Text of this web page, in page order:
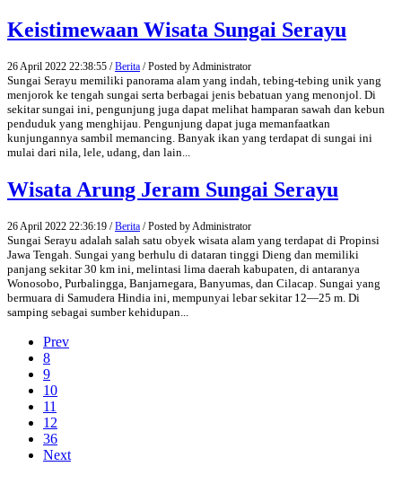
Keistimewaan Wisata Sungai Serayu
26 April 2022 22:38:55 /Berita / Posted by Administrator
Sungai Serayu memiliki panorama alam yang indah, tebing-tebing unik yang
menjorok ke tengah sungai serta berbagai jenis bebatuan yang menonjol. Di
sekitar sungai ini, pengunjung juga dapat melihat hamparan sawah dan kebun
penduduk yang menghijau. Pengunjung dapat juga memanfaatkan
kunjungannya sambil memancing. Banyak ikan yang terdapat di sungai ini
mulai dari nila, lele, udang, dan lain...
Wisata Arung Jeram Sungai Serayu
26 April 2022 22:36:19 /Berita / Posted by Administrator
Sungai Serayu adalah salah satu obyek wisata alam yang terdapat di Propinsi
Jawa Tengah. Sungai yang berhulu di dataran tinggi Dieng dan memiliki
panjang sekitar 30 km ini, melintasi lima daerah kabupaten, di antaranya
Wonosobo, Purbalingga, Banjarnegara, Banyumas, dan Cilacap. Sungai yang
bermuara di Samudera Hindia ini, mempunyai lebar sekitar 12—25 m. Di
samping sebagai sumber kehidupan...
Prev
8
9
10
11
12
36
Next